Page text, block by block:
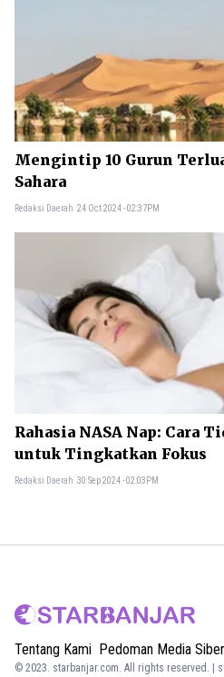
Mengintip 10 Gurun
Sahara
Redaksi Daerah 24 Oct 2024 - 02:37PM
Rahasia NASA Nap: Cara
untuk Tingkatkan Fokus
Redaksi Daerah 30 Sep 2024 - 02:03PM
Tentang Kami Pedoman Media Siber
© 2023. starbanjar.com. All rights reserved. |